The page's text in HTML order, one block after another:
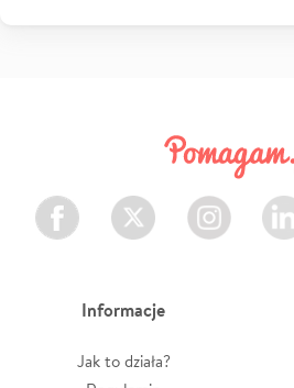
Facebook Twitter Instagram
Informacje
Jak to działa?